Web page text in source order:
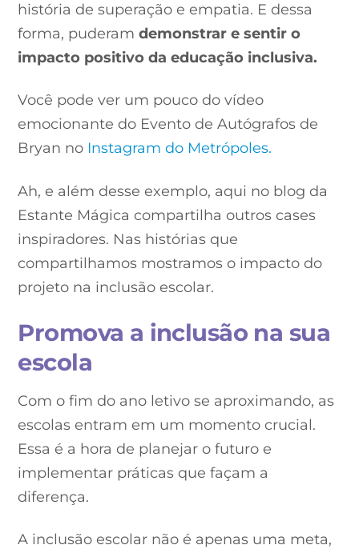
história de superação e empatia. E dessa
forma, puderamdemonstrar e sentir o
impacto positivo da educação inclusiva.
Você pode ver um pouco do vídeo
emocionante do Evento de Autógrafos de
Bryan no Instagram do Metrópoles.
Ah, e além desse exemplo, aqui no blog da
Estante Mágica compartilha outros cases
inspiradores. Nas histórias que
compartilhamos mostramos o impacto do
projeto na inclusão escolar.
Promova a inclusão na sua
escola
Com o fim do ano letivo se aproximando, as
escolas entram em um momento crucial.
Essa é a hora de planejar o futuro e
implementar práticas que façam a
diferença.
A inclusão escolar não é apenas uma meta,